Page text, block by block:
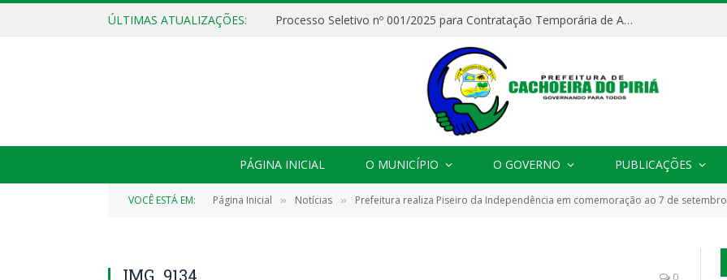
ÚLTIMAS ATUALIZAÇÕES: Processo Seletivo nº 001/2025 para Contratação Temporária de Agentes Comunitários de Saúde (ACS)
PÁGINA INICIAL O MUNICÍPIO O GOVERNO PUBLICAÇÕES
VOCÊ ESTÁ EM: Página Inicial » Notícias » Prefeitura realiza Piseiro da Independência em comemoração ao 7 de setembro
IMG_9134 0